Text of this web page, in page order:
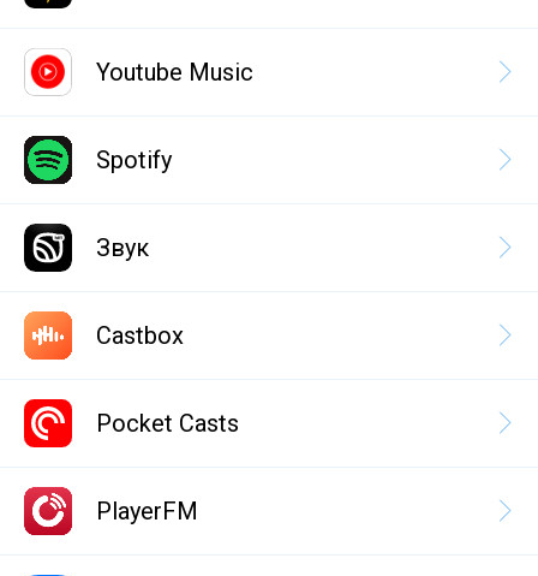
Youtube Music
Spotify
Звук
Castbox
Pocket Casts
PlayerFM